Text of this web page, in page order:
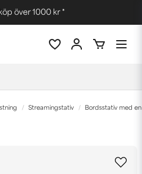
över 1000 kr *
Streamingstativ Bordsstativ med